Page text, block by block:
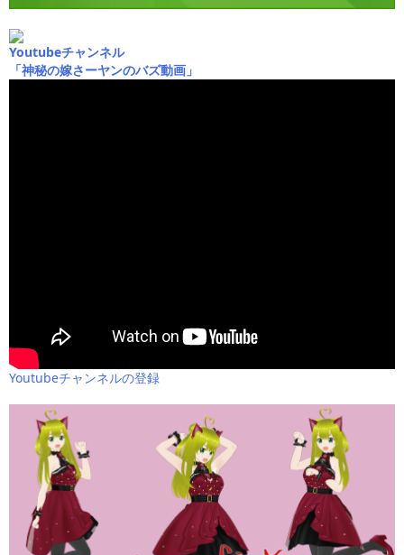
Youtubeチャンネル
「神秘の嫁さーヤンのバズ動画」
Youtubeチャンネルの登録